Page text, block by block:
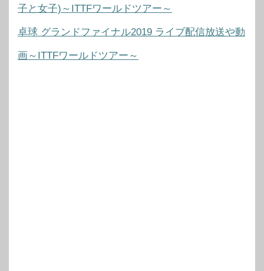
子と女子)～ITTFワールドツアー～
卓球 グランドファイナル2019 ライブ配信放送や動
画～ITTFワールドツアー～